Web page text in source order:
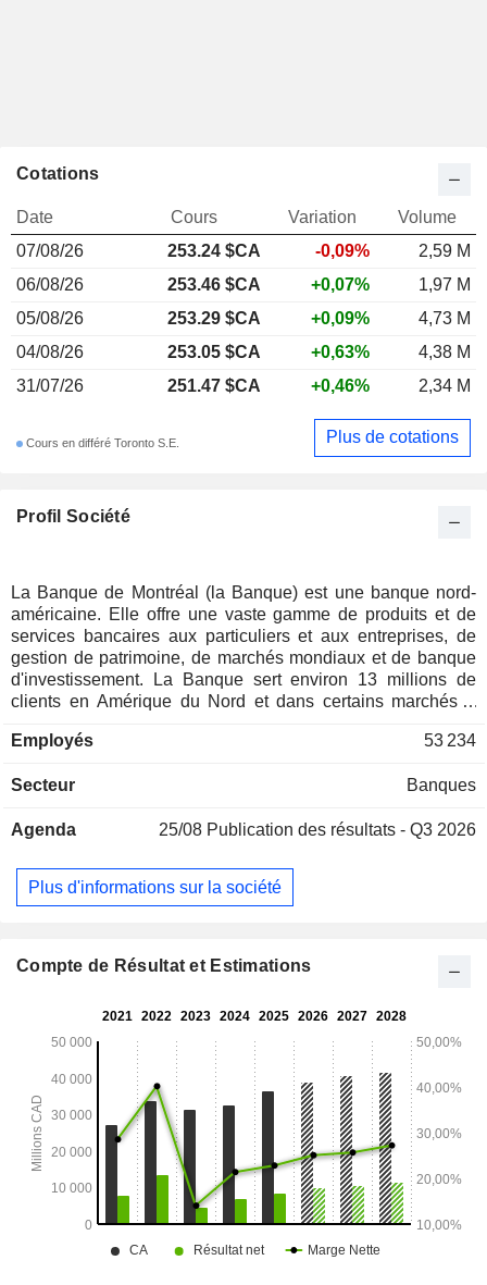
Profil Société
La Banque de Montréal (la Banque) est une banque nord-
américaine. Elle offre une vaste gamme de produits et de
services bancaires aux particuliers et aux entreprises, de
gestion de patrimoine, de marchés mondiaux et de banque
d'investissement. La Banque sert environ 13 millions de
clients en Amérique du Nord et dans certains marchés à
d'exploitation intégrés : Les Services bancaires Particuliers
Marchés des capitaux. Le groupe d'exploitation PE
services aux particuliers et aux entreprises, soit les Services
Canada) et les Services bancaires Particuliers et entreprises
- États-Unis (PE - États-Unis). BMO Gestion de patrimoine
institutions, en proposant une vaste gamme de produits et
aux institutions et aux administrations publiques.
Employés 53 234
Secteur Banques
Agenda 25/08 Publication des résultats - Q3 2026
Plus d'informations sur la société
Cotations
Date Cours Variation
Volume
07/08/26
253.24 $CA -0,09%
2,59 M
06/08/26
253.46 $CA +0,07%
1,97 M
05/08/26
253.29 $CA +0,09%
4,73 M
04/08/26
253.05 $CA +0,63%
4,38 M
31/07/26
251.47 $CA +0,46% 2,34 M
Cours en différé Toronto S.E. Plus de cotations
Compte de Résultat et Estimations